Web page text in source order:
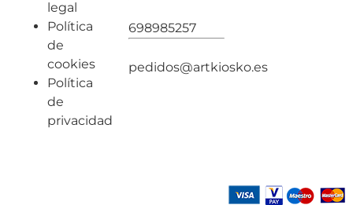
legal
Política
de
cookies
Política
de
privacidad
698985257
pedidos@artkiosko.es